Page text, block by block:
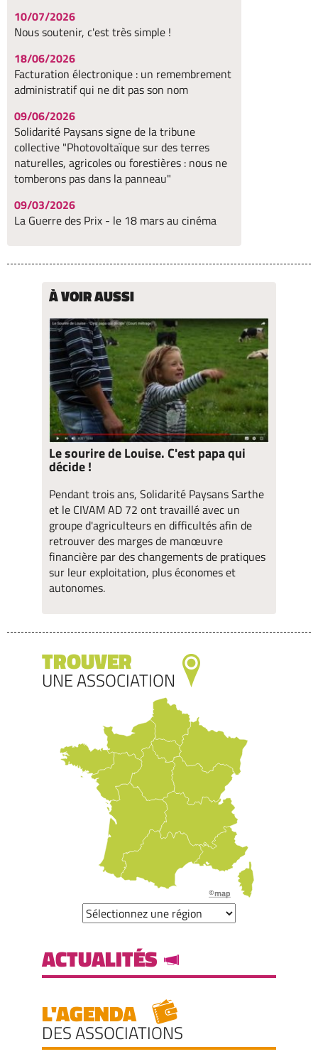
10/07/2026
Nous soutenir, c'est très simple !
18/06/2026
Facturation électronique : un remembrement
administratif qui ne dit pas son nom
09/06/2026
Solidarité Paysans signe de la tribune
collective "Photovoltaïque sur des terres
naturelles, agricoles ou forestières : nous ne
tomberons pas dans la panneau"
09/03/2026
La Guerre des Prix - le 18 mars au cinéma
À VOIR AUSSI
Le sourire de Louise. C'est papa qui
décide !
Pendant trois ans, Solidarité Paysans Sarthe
et le CIVAM AD 72 ont travaillé avec un
groupe d'agriculteurs en difficultés afin de
retrouver des marges de manœuvre
financière par des changements de pratiques
sur leur exploitation, plus économes et
autonomes.
TROUVER
UNE ASSOCIATION
©map
ACTUALITÉS
L'AGENDA
DES ASSOCIATIONS